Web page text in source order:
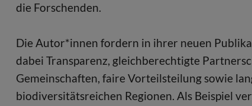
die Forschenden.
Die Autor*innen fordern in ihrer neuen
dabei Transparenz, gleichberechtigte
Gemeinschaften, faire Vorteilsteilung sowie
biodiversitätsreichen Regionen. Als Beispiel